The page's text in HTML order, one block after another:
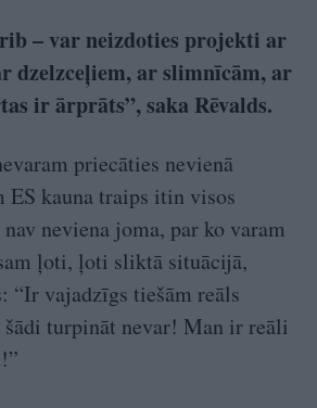
– var neizdoties projekti ar
dzelzceļiem, ar slimnīcām, ar
ir ārprāts”, saka Rēvalds.
priecāties nevienā
ES kauna traips itin visos
neviena joma, par ko varam
ļoti, ļoti sliktā situācijā,
“Ir vajadzīgs tiešām reāls
turpināt nevar! Man ir reāli